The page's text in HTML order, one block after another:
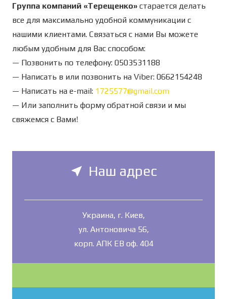
Группа компаний «Терещенко» старается делать
все для максимально удобной коммуникации с
нашими клиентами. Связаться с нами Вы можете
любым удобным для Вас способом:
— Позвонить по телефону: 0503531188
— Написать в или позвонить на Viber: 0662154248
— Написать на e-mail: 1725577@gmail.com
— Или заполнить форму обратной связи и мы
свяжемся с Вами!
near_me Наш адрес
Украина, г. Киев,
ул. Антоновича 56,
корп. АПК ЕВ оф. 404